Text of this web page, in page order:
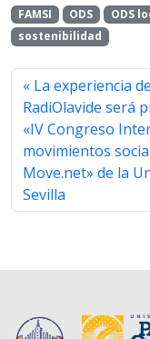
c
e
b
o
o
k
i
t
t
e
r
a
t
s
A
p
p
l
e
r
a
m
a
i
FAMSI ODS ODS
sostenibilidad
La experiencia
RadiOlavide será
«IV Congreso
movimientos
Move.net» de la
Sevilla